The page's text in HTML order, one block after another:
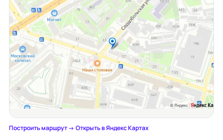
Построить маршрут →·Открыть в Яндекс Картах